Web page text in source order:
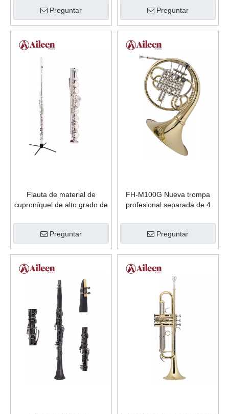
Preguntar
Preguntar
Flauta de material de
cuproníquel de alto grado de
fábrica FL-H770N
Preguntar
FH-M100G Nueva trompa
profesional separada de 4
Preguntar